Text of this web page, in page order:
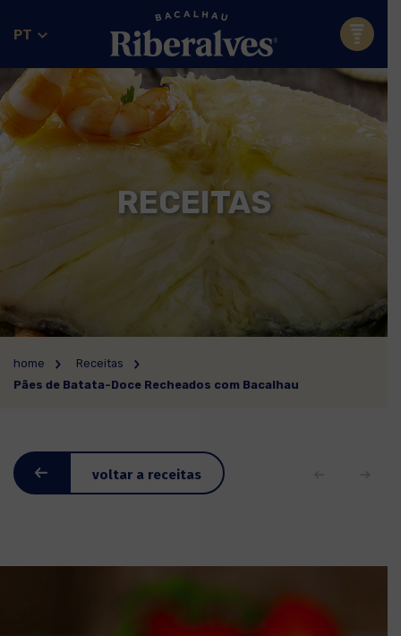
PT
RECEITAS
home
Receitas
Pães de Batata-Doce Recheados com Bacalhau
voltar a receitas